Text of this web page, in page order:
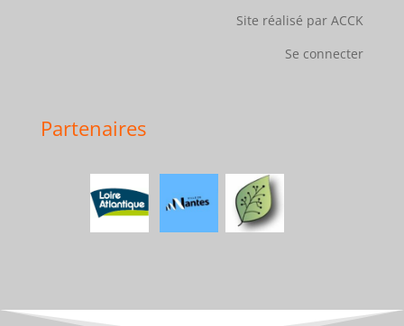
Site réalisé par ACCK
Se connecter
Partenaires